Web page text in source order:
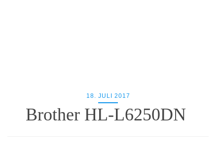
18. JULI 2017
Brother HL-L6250DN